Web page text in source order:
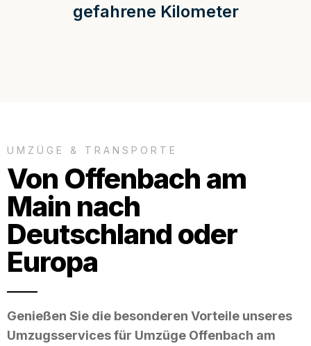
gefahrene Kilometer
UMZÜGE & TRANSPORTE
Von Offenbach am
Main nach
Deutschland oder
Europa
Genießen Sie die besonderen Vorteile unseres
Umzugsservices für Umzüge Offenbach am